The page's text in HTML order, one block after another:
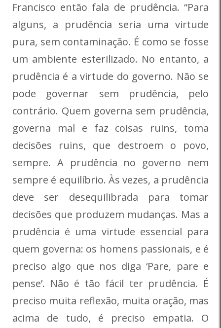
Francisco então fala de prudência. “Para
alguns, a prudência seria uma virtude
pura, sem contaminação. É como se fosse
um ambiente esterilizado. No entanto, a
prudência é a virtude do governo. Não se
pode governar sem prudência, pelo
contrário. Quem governa sem prudência,
governa mal e faz coisas ruins, toma
decisões ruins, que destroem o povo,
sempre. A prudência no governo nem
sempre é equilíbrio. Às vezes, a prudência
deve ser desequilibrada para tomar
decisões que produzem mudanças. Mas a
prudência é uma virtude essencial para
quem governa: os homens passionais, e é
preciso algo que nos diga ‘Pare, pare e
pense’. Não é tão fácil ter prudência. É
preciso muita reflexão, muita oração, mas
acima de tudo, é preciso empatia. O